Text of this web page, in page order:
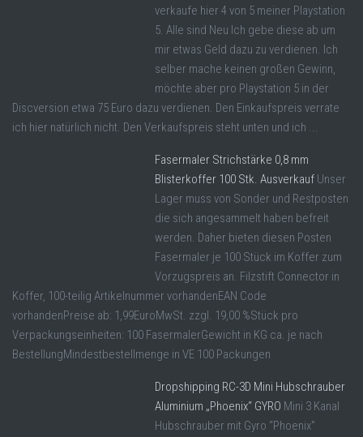
verkaufe hier 4 von 5 meiner Playstation
5. Alle sind Neu Ich gebe diese ab um
mir etwas Geld dazu zu verdienen. Ich
selber mache keinen großen Gewinn,
möchte aber pro Playstation 5 in der
Discversion etwa 75 Euro dazu verdienen. Den Einkaufspreis verrate
ich hier natürlich nicht. Den Verkaufspreis steht unten und ich ...
Fasermaler Strichstärke 0,8 mm
Blisterkoffer 100 Stk. Ausverkauf Unser
Lager muss von Sonder und Restposten
die sich angesammelt haben befreit
werden. Daher bieten diesen Posten
Fasermaler je 100 Stück im Koffer zum
Vorzugspreis an. Filzstift Connector in
Koffer, 100-teilig Artikelnummer vorhandenEAN Code
vorhandenPreise ab: 1,99EuroMwSt. zzgl. 19,00 %Stück pro
Verpackungseinheiten: 100 FasermalerGewicht in KG ca. je nach
BestellungMindestbestellmenge in VE 100 Packungen
Dropshipping RC-3D Mini Hubschrauber
Aluminium „Phoenix“ GYRO Mini 3 Kanal
Hubschrauber mit Gyro "Phoenix"